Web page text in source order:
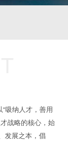
吸纳人才，善用
战略的核心，始
发展之本，倡